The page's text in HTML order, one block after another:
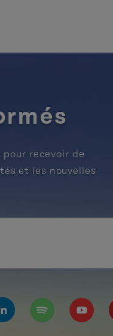
recevoir de
et les nouvelles